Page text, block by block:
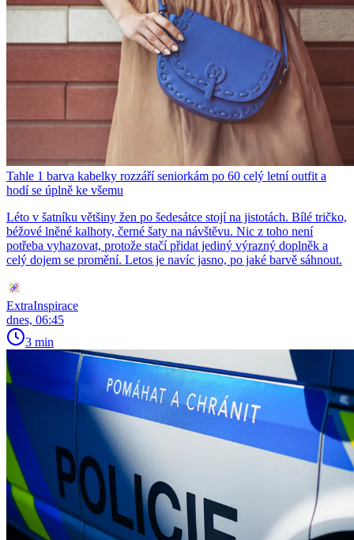
Tahle 1 barva kabelky rozzáří seniorkám po 60 celý letní outfit a
hodí se úplně ke všemu
Léto v šatníku většiny žen po šedesátce stojí na jistotách. Bílé tričko,
béžové lněné kalhoty, černé šaty na návštěvu. Nic z toho není
potřeba vyhazovat, protože stačí přidat jediný výrazný doplněk a
celý dojem se promění. Letos je navíc jasno, po jaké barvě sáhnout.
ExtraInspirace
dnes, 06:45
3 min